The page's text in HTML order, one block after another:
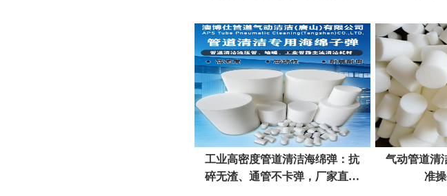
工业高密度管道清洁海绵弹：抗
碎无渣、通管不卡弹，厂家直供
气动管道清
准